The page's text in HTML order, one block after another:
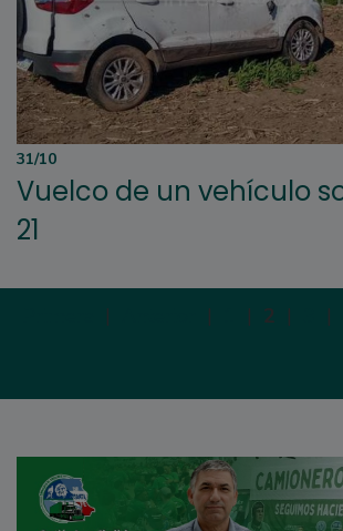
31/10
Vuelco de un vehículo
21
| | | 2 | |